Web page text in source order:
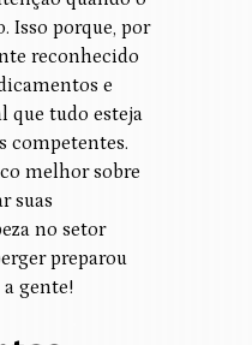
Isso porque, por
reconhecido
e
que tudo esteja
competentes.
melhor sobre
suas
no setor
preparou
gente!